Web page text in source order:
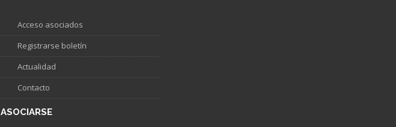
Acceso asociados
Registrarse boletín
Actualidad
Contacto
ASOCIARSE